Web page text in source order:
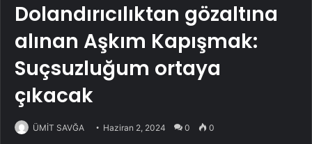
Dolandırıcılıktan gözaltına
alınan Aşkım Kapışmak:
Suçsuzluğum ortaya
çıkacak
ÜMİT SAVĞA Haziran 2, 2024 0 0